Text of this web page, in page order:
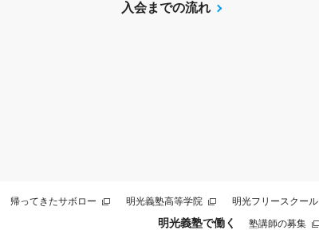
入会までの流れ
帰ってきたサボロー 明光義塾高等学院 明光フリースクール
明光義塾で働く 塾講師の募集